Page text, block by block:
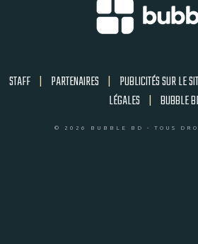
STAFF | PARTENAIRES | PUBLICITÉS SUR LE
LÉGALES | BUBBLE
© 2026 BUBBLE BD - TOUS